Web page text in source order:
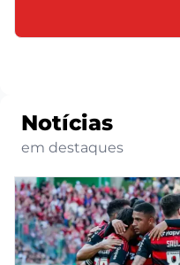
Notícias
em destaques